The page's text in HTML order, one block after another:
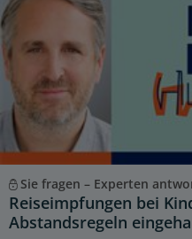
Sie fragen – Experten
Reiseimpfungen bei
Abstandsregeln